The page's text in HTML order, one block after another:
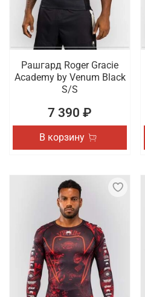
Рашгард Roger Gracie
Academy by Venum Black
S/S
7 390 ₽
В корзину